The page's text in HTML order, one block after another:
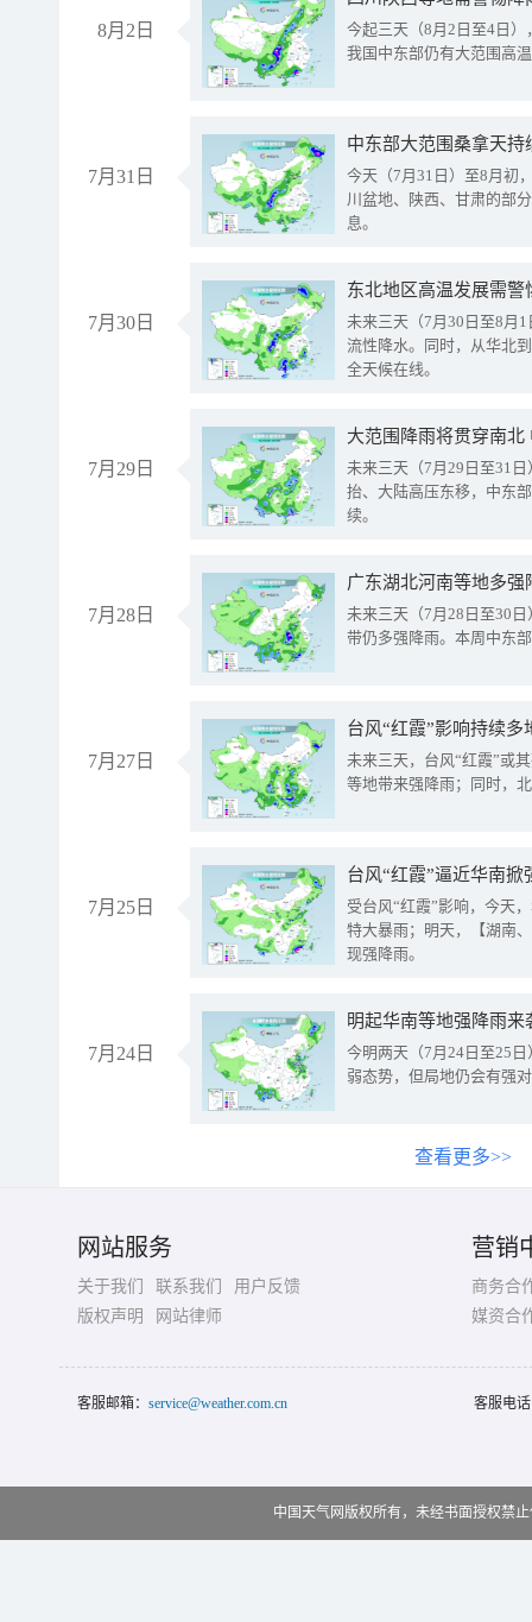
8月2日
今起三天（8月2日至4日
我国中东部仍有大范围高
7月31日
中东部大范围桑拿天
今天（7月31日）至8月初
川盆地、陕西、甘肃的部
息。
7月30日
东北地区高温发展需
未来三天（7月30日至8月
流性降水。同时，从华北
全天候在线。
7月29日
大范围降雨将贯穿南
未来三天（7月29日至31
抬、大陆高压东移，中东
续。
7月28日
广东湖北河南等地多
未来三天（7月28日至30
带仍多强降雨。本周中东
7月27日
台风“红霞”影响持续
未来三天，台风“红霞”或
等地带来强降雨；同时，
7月25日
台风“红霞”逼近华南
受台风“红霞”影响，今天
特大暴雨；明天，【湖南
现强降雨。
7月24日
明起华南等地强降雨
今明两天（7月24日至25
弱态势，但局地仍会有强
查看更多>>
网站服务
关于我们 联系我们
用户反馈
版权声明
网站律师
营销
商务合
媒资合
客服邮箱： service@weather.com.cn 客服电
中国天气网版权所有，未经书面授权